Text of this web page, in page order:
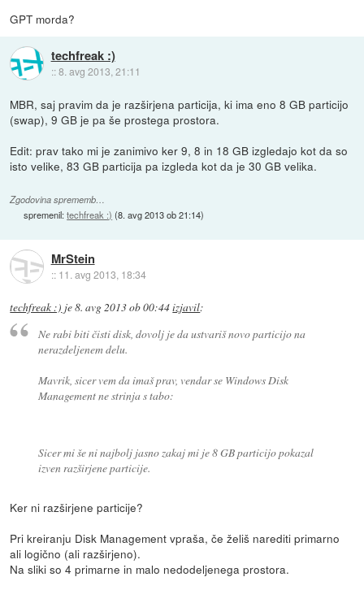
GPT morda?
techfreak :)
::8. avg 2013, 21:11
MBR, saj pravim da je razširjena particija, ki ima eno 8 GB particijo
(swap), 9 GB je pa še prostega prostora.
Edit: prav tako mi je zanimivo ker 9, 8 in 18 GB izgledajo kot da so
isto velike, 83 GB particija pa izgleda kot da je 30 GB velika.
Zgodovina sprememb…
spremenil:techfreak :) (8. avg 2013 ob 21:14)
MrStein
:: 11. avg 2013, 18:34
techfreak :) je8. avg 2013 ob 00:44izjavil:
Ne rabi biti čisti disk, dovolj je da ustvariš novo particijo na
nerazdeljenem delu.
Mavrik, sicer vem da imaš prav, vendar se Windows Disk
Management ne strinja s tabo:
Sicer mi še ni najbolj jasno zakaj mi je 8 GB particijo pokazal
izven razširjene particije.
Ker ni razširjene particije?
Pri kreiranju Disk Management vpraša, če želiš narediti primarno
ali logično (ali razširjeno).
Na sliki so 4 primarne in malo nedodeljenega prostora.